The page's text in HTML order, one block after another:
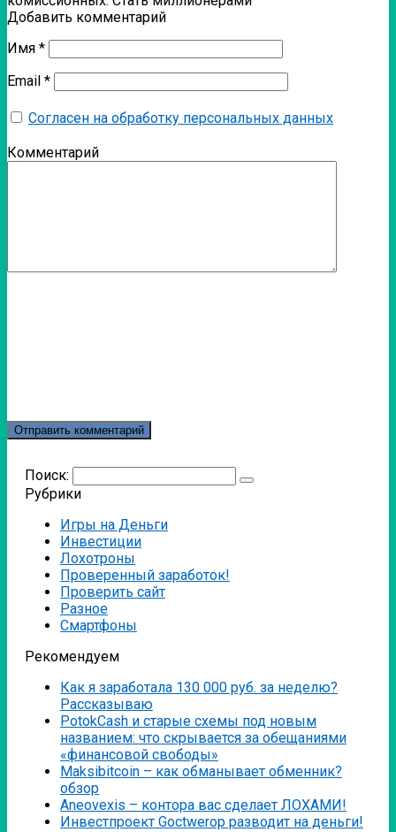
Добавить комментарий
Имя *
Email *
Согласен на обработку персональных данных
Комментарий
Поиск:
Рубрики
Игры на Деньги
Инвестиции
Лохотроны
Проверенный заработок!
Проверить сайт
Разное
Смартфоны
Рекомендуем
Как я заработала 130 000 руб. за неделю?
Рассказываю
PotokCash и старые схемы под новым
названием: что скрывается за обещаниями
«финансовой свободы»
Мaksibitcoin – как обманывает обменник?
обзор
Аneovexis – контора вас сделает ЛОХАМИ!
Инвестпроект Goctwerop разводит на деньги!